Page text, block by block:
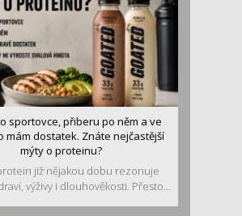
sportovce, přiberu po něm a ve
mám dostatek. Znáte nejčastější
mýty o proteinu?
již nějakou dobu rezonuje
výživy i dlouhověkosti. Přesto...